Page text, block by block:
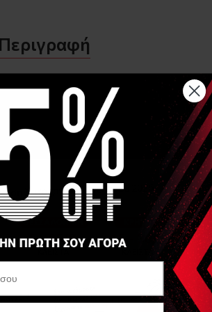
σχέδιο.
σχεδιασμένο για να απορροφά
του αντιβραχίου πριν φτάσουν
θεραπεία της έσω ή πλάγιας
στεγνό κατά τη διάρκεια σωματικών
διάτρητο νεοπρένιο
ρυθμιζόμενος για εύκολη
εφαρμογή
αριστερό ή στον δεξιό αγκώνα
collmax - 10% νάϋλον